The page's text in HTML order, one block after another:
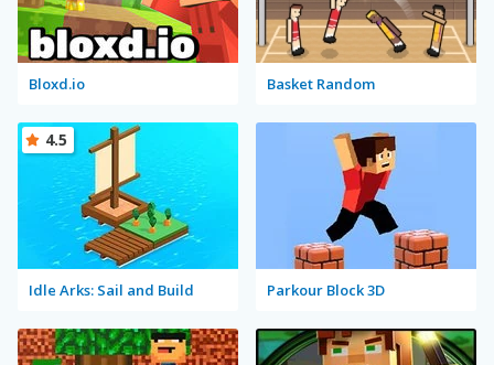
Bloxd.io Basket Random
Idle Arks: Sail and Build
4.5
Parkour Block 3D